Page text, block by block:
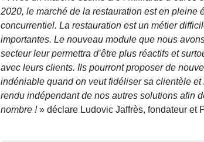
2020, le marché de la restauration est en pleine
concurrentiel. La restauration est un métier
importantes. Le nouveau module que nous
secteur leur permettra d’être plus réactifs et
avec leurs clients. Ils pourront proposer de
indéniable quand on veut fidéliser sa clientèle
rendu indépendant de nos autres solutions afin
nombre !» déclare Ludovic Jaffrès, fondateur et